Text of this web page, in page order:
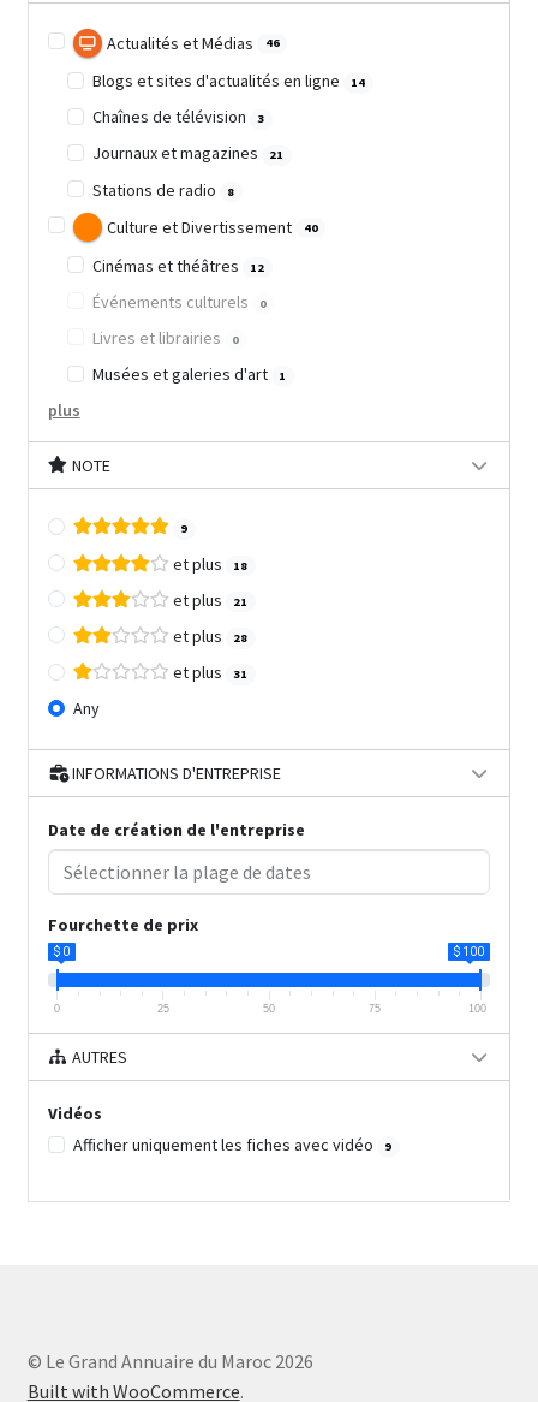
Actualités et Médias 46
Blogs et sites d'actualités en ligne 14
Chaînes de télévision 3
Journaux et magazines 21
Stations de radio 8
Culture et Divertissement 40
Cinémas et théâtres 12
Événements culturels 0
Livres et librairies 0
Musées et galeries d'art 1
plus
NOTE
9
et plus 18
et plus 21
et plus 28
et plus 31
Any
INFORMATIONS D'ENTREPRISE
Date de création de l'entreprise
Fourchette de prix
$ 0 $ 100
0 25 50 75 100
AUTRES
Vidéos
Afficher uniquement les fiches avec vidéo
9
© Le Grand Annuaire du Maroc 2026
Built with WooCommerce.